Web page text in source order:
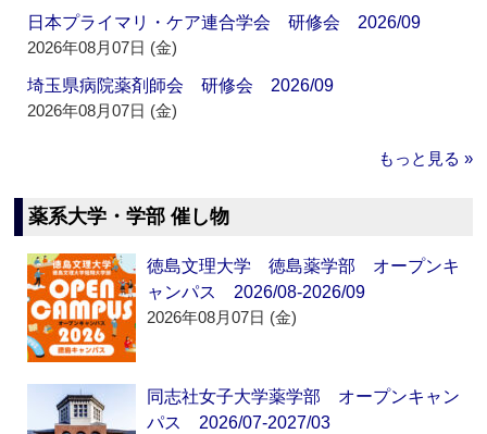
日本プライマリ・ケア連合学会 研修会 2026/09
2026年08月07日 (金)
埼玉県病院薬剤師会 研修会 2026/09
2026年08月07日 (金)
もっと見る »
薬系大学・学部 催し物
徳島文理大学 徳島薬学部 オープンキ
ャンパス 2026/08-2026/09
2026年08月07日 (金)
同志社女子大学薬学部 オープンキャン
パス 2026/07-2027/03